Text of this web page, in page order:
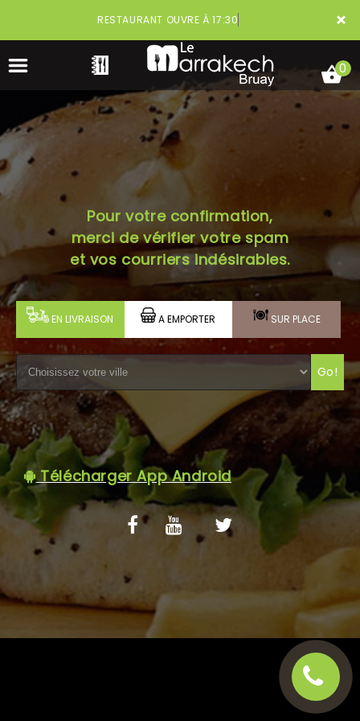
×
RESTAURANT OUVRE À 17:30
ACCUEIL
VOTRE COMPTE
NOTRE RESTAURANT
VOS AVIS
MENTIONS LÉGALES
C.G.V
0
Pour votre confirmation,
merci de vérifier votre spam
et vos courriers indésirables.
EN LIVRAISON A EMPORTER SUR PLACE
Go!
Télécharger App Android